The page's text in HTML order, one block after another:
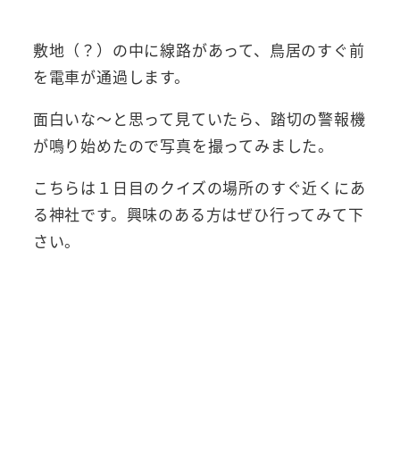
敷地（？）の中に線路があって、鳥居のすぐ前
を電車が通過します。
面白いな～と思って見ていたら、踏切の警報機
が鳴り始めたので写真を撮ってみました。
こちらは１日目のクイズの場所のすぐ近くにあ
る神社です。興味のある方はぜひ行ってみて下
さい。